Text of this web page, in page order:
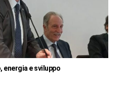
energia e sviluppo